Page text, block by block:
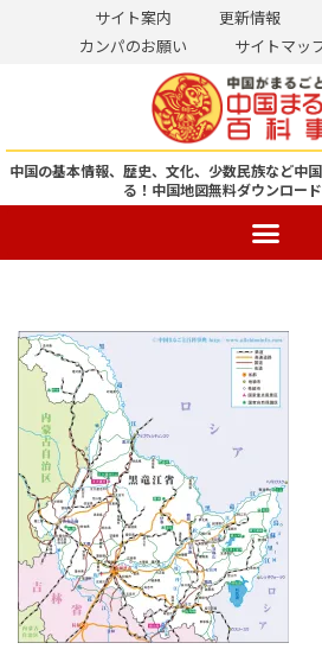
ン
ツ
ス
ッ
プ
サイト案内 更新情報
カンパのお願い
サイトマッ
中国の基本情報、歴史、文化、少数民族など中
る！ 中国地図無料ダウンロー